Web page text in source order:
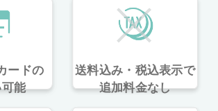
ードの
能
送料込み・税込表示で
追加料金なし